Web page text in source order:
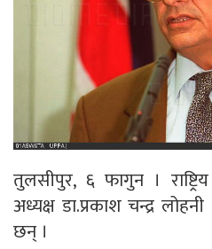
तुलसीपुर, ६ फागुन । राष्ट्रिय
अध्यक्ष डा.प्रकाश चन्द्र
छन् ।